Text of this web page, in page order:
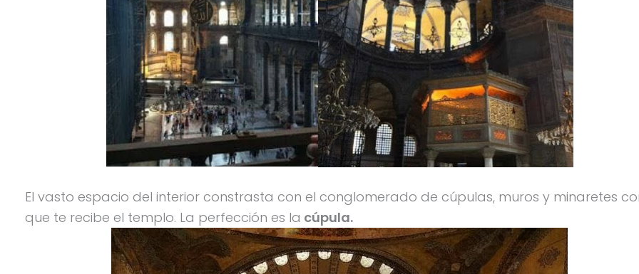
El vasto espacio del interior constrasta con el conglomerado de cúpulas, muros y minaretes
que te recibe el templo. La perfección es la cúpula.